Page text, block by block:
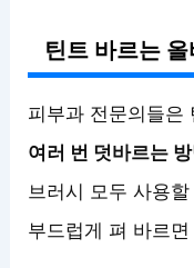
틴트 바르는
피부과 전문의들은
여러 번 덧바르는 방
브러시 모두 사용
부드럽게 펴 바르